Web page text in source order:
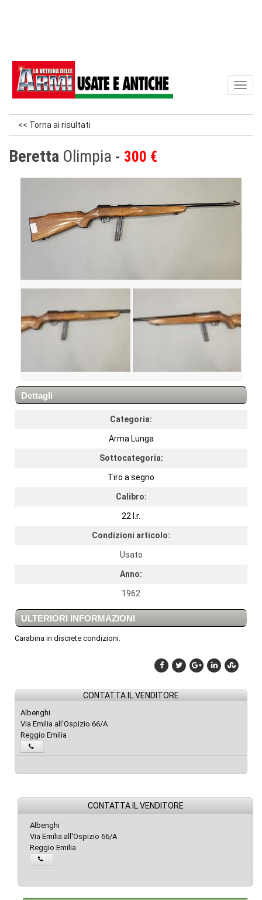
<< Torna ai risultati
Beretta Olimpia 300 €
Dettagli
Categoria:
Arma Lunga
Sottocategoria:
Tiro a segno
Calibro:
22 l.r.
Condizioni articolo:
Usato
Anno:
1962
ULTERIORI INFORMAZIONI
Carabina in discrete condizioni.
CONTATTA IL VENDITORE
Albenghi
Via Emilia all'Ospizio 66/A
Reggio Emilia
CONTATTA IL VENDITORE
Albenghi
Via Emilia all'Ospizio 66/A
Reggio Emilia